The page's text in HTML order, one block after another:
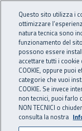
INAIL -
Pagina
Il contenuto non è
navigazione è
Questo sito utilizza i
ottimizzare
natura tecnica sono
funzionamento del
possono essere
accettare tutti i cookie
COOKIE, oppure puoi
categorie che vuoi
COOKIE. Se invece
non tecnici, puoi farlo
NON TECNICI o
consulta la nostra